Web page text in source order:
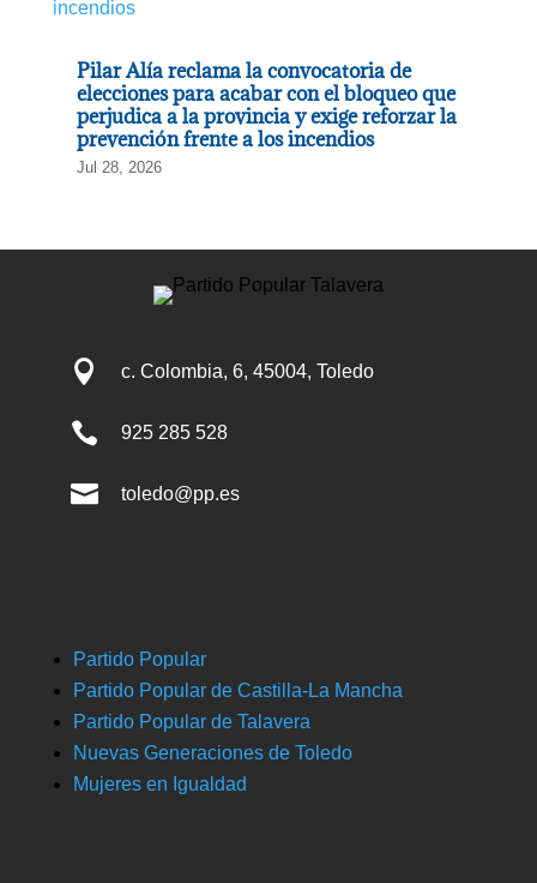
Pilar Alía reclama la convocatoria de
elecciones para acabar con el bloqueo que
perjudica a la provincia y exige reforzar la
prevención frente a los incendios
Jul 28, 2026
 c. Colombia, 6, 45004, Toledo
 925 285 528
 toledo@pp.es
Partido Popular
Partido Popular de Castilla-La Mancha
Partido Popular de Talavera
Nuevas Generaciones de Toledo
Mujeres en Igualdad